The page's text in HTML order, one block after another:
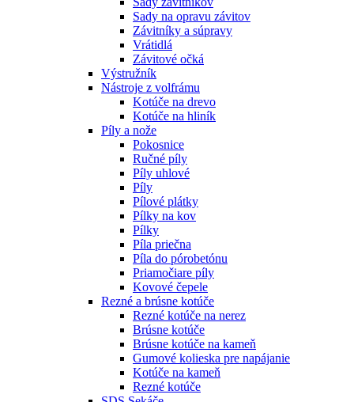
Sady na opravu závitov
Závitníky a súpravy
Vrátidlá
Závitové očká
Výstružník
Nástroje z volfrámu
Kotúče na drevo
Kotúče na hliník
Píly a nože
Pokosnice
Ručné píly
Píly uhlové
Píly
Pílové plátky
Pílky na kov
Pílky
Píla priečna
Píla do pórobetónu
Priamočiare píly
Kovové čepele
Rezné a brúsne kotúče
Rezné kotúče na nerez
Brúsne kotúče
Brúsne kotúče na kameň
Gumové kolieska pre napájanie
Kotúče na kameň
Rezné kotúče